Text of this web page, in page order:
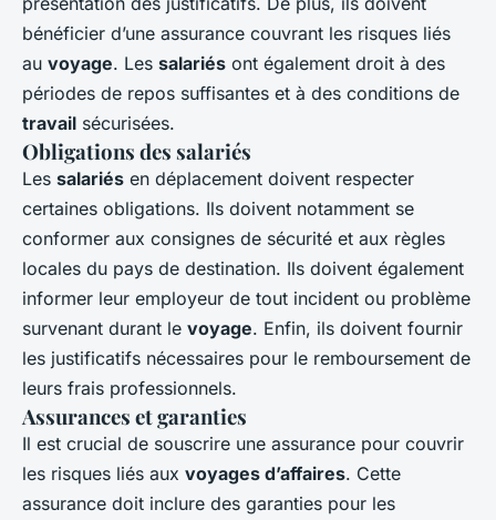
bénéficier d’une assurance couvrant les risques liés
au voyage. Les salariés ont également droit à des
périodes de repos suffisantes et à des conditions de
travail sécurisées.
Obligations des salariés
Les salariés en déplacement doivent respecter
certaines obligations. Ils doivent notamment se
conformer aux consignes de sécurité et aux règles
locales du pays de destination. Ils doivent également
informer leur employeur de tout incident ou problème
survenant durant le voyage. Enfin, ils doivent fournir
les justificatifs nécessaires pour le remboursement de
leurs frais professionnels.
Assurances et garanties
Il est crucial de souscrire une assurance pour couvrir
les risques liés aux voyages d’affaires. Cette
assurance doit inclure des garanties pour les